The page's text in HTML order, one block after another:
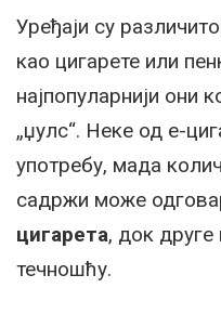
Уређаји су
као цигарете или
најпопуларнији они
„џулс“. Неке од е-
употребу, мада
садржи може
цигарета, док
течношћу.